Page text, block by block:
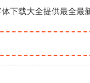
下载大全提供最全最